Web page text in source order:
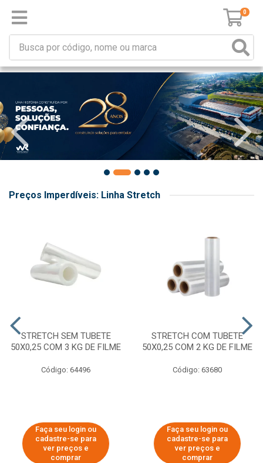
0
Preços Imperdíveis: Linha Stretch
STRETCH SEM TUBETE
50X0,25 COM 3 KG DE FILME
Código: 64496
Faça seu login ou
cadastre-se para
ver preços e
comprar
STRETCH COM TUBETE
50X0,25 COM 2 KG DE FILME
Código: 63680
Faça seu login ou
cadastre-se para
ver preços e
comprar